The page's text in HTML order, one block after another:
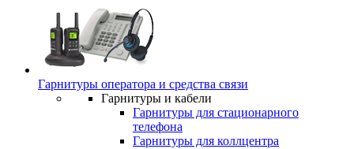
Гарнитуры оператора и средства связи
Гарнитуры и кабели
Гарнитуры для стационарного
телефона
Гарнитуры для коллцентра